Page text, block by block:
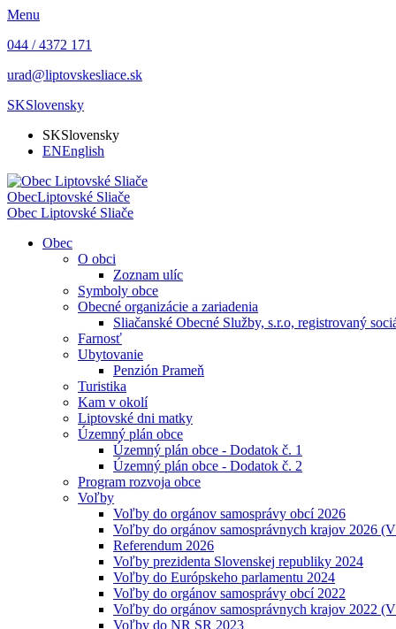
Menu
044 / 4372 171
urad@liptovskesliace.sk
SKSlovensky
SKSlovensky
ENEnglish
ObecLiptovské Sliače
Obec Liptovské Sliače
Obec
O obci
Zoznam ulíc
Symboly obce
Obecné organizácie a zariadenia
Sliačanské Obecné Služby, s.r.o, registrovaný
Farnosť
Ubytovanie
Penzión Prameň
Turistika
Kam v okolí
Liptovské dni matky
Územný plán obce
Územný plán obce - Dodatok č. 1
Územný plán obce - Dodatok č. 2
Program rozvoja obce
Voľby
Voľby do orgánov samosprávy obcí 2026
Voľby do orgánov samosprávnych krajov 2026
Referendum 2026
Voľby prezidenta Slovenskej republiky 2024
Voľby do Európskeho parlamentu 2024
Voľby do orgánov samosprávy obcí 2022
Voľby do orgánov samosprávnych krajov 2022
Voľby do NR SR 2023